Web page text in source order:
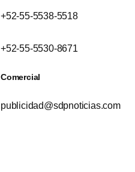
+52-55-5538-5518
+52-55-5530-8671
Comercial
publicidad@sdpnoticias.com